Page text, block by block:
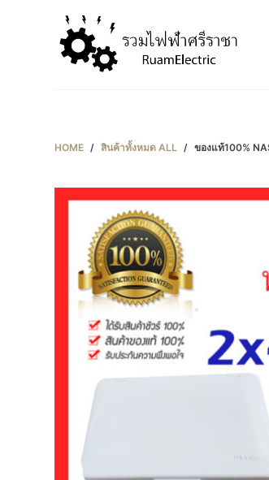
HOME / สินค้าทั้งหมด ALL / ของแท้100%